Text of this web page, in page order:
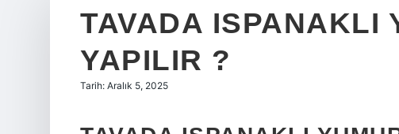
TAVADA ISPANAKLI
YAPILIR ?
Tarih: Aralık 5, 2025